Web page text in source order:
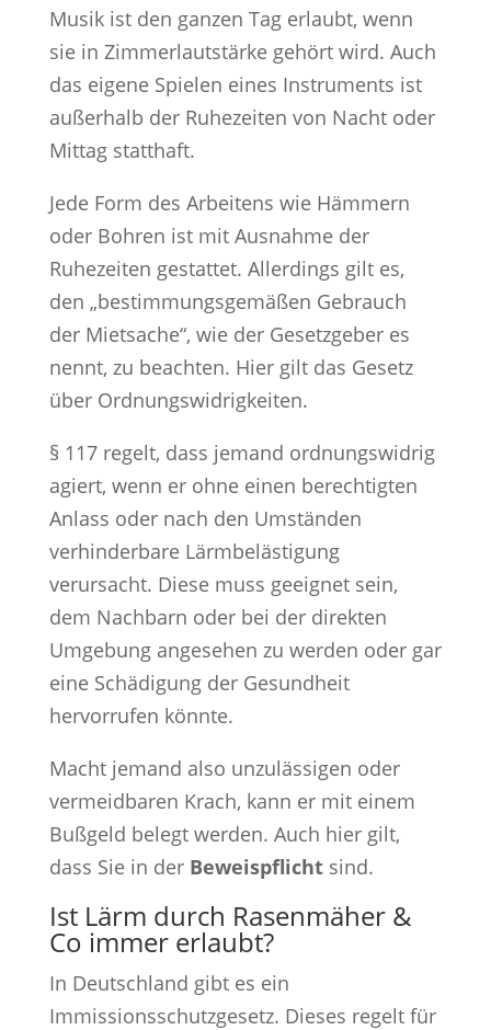
Musik ist den ganzen Tag erlaubt, wenn
sie in Zimmerlautstärke gehört wird. Auch
das eigene Spielen eines Instruments ist
außerhalb der Ruhezeiten von Nacht oder
Mittag statthaft.
Jede Form des Arbeitens wie Hämmern
oder Bohren ist mit Ausnahme der
Ruhezeiten gestattet. Allerdings gilt es,
den „bestimmungsgemäßen Gebrauch
der Mietsache“, wie der Gesetzgeber es
nennt, zu beachten. Hier gilt das Gesetz
über Ordnungswidrigkeiten.
§ 117 regelt, dass jemand ordnungswidrig
agiert, wenn er ohne einen berechtigten
Anlass oder nach den Umständen
verhinderbare Lärmbelästigung
verursacht. Diese muss geeignet sein,
dem Nachbarn oder bei der direkten
Umgebung angesehen zu werden oder gar
eine Schädigung der Gesundheit
hervorrufen könnte.
Macht jemand also unzulässigen oder
vermeidbaren Krach, kann er mit einem
Bußgeld belegt werden. Auch hier gilt,
dass Sie in der Beweispflichtsind.
Ist Lärm durch Rasenmäher &
Co immer erlaubt?
In Deutschland gibt es ein
Immissionsschutzgesetz. Dieses regelt für